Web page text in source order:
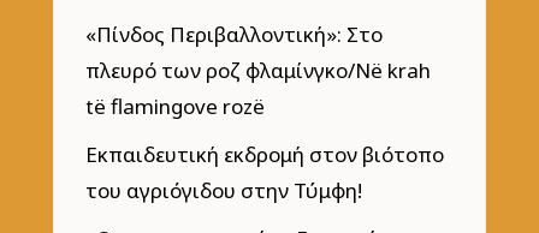
«Πίνδος Περιβαλλοντική»: Στο
πλευρό των ροζ φλαμίνγκο/Në krah
të flamingove rozë
Εκπαιδευτική εκδρομή στον βιότοπο
του αγριόγιδου στην Τύμφη!